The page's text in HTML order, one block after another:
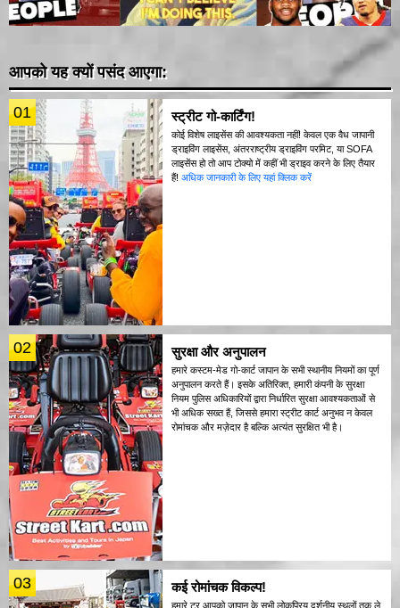
आपको यह क्यों पसंद आएगा:
01 स्ट्रीट गो-कार्टिंग!
कोई विशेष लाइसेंस की आवश्यकता नहीं! केवल एक वैध जापानी
ड्राइविंग लाइसेंस, अंतरराष्ट्रीय ड्राइविंग परमिट, या SOFA
लाइसेंस हो तो आप टोक्यो में कहीं भी ड्राइव करने के लिए तैयार
हैं! अधिक जानकारी के लिए यहां क्लिक करें
02 सुरक्षा और अनुपालन
हमारे कस्टम-मेड गो-कार्ट जापान के सभी स्थानीय नियमों का पूर्ण
अनुपालन करते हैं। इसके अतिरिक्त, हमारी कंपनी के सुरक्षा
नियम पुलिस अधिकारियों द्वारा निर्धारित सुरक्षा आवश्यकताओं से
भी अधिक सख्त हैं, जिससे हमारा स्ट्रीट कार्ट अनुभव न केवल
रोमांचक और मज़ेदार है बल्कि अत्यंत सुरक्षित भी है।
03 कई रोमांचक विकल्प!
हमारे टूर आपको जापान के सभी लोकप्रिय दर्शनीय स्थलों तक ले